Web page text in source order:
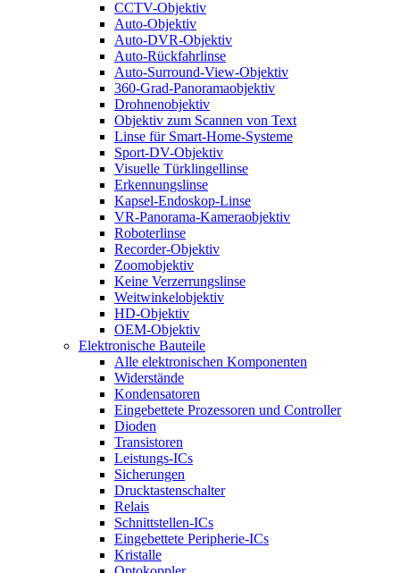
CCTV-Objektiv
Auto-Objektiv
Auto-DVR-Objektiv
Auto-Rückfahrlinse
Auto-Surround-View-Objektiv
360-Grad-Panoramaobjektiv
Drohnenobjektiv
Objektiv zum Scannen von Text
Linse für Smart-Home-Systeme
Sport-DV-Objektiv
Visuelle Türklingellinse
Erkennungslinse
Kapsel-Endoskop-Linse
VR-Panorama-Kameraobjektiv
Roboterlinse
Recorder-Objektiv
Zoomobjektiv
Keine Verzerrungslinse
Weitwinkelobjektiv
HD-Objektiv
OEM-Objektiv
Elektronische Bauteile
Alle elektronischen Komponenten
Widerstände
Kondensatoren
Eingebettete Prozessoren und Controller
Dioden
Transistoren
Leistungs-ICs
Sicherungen
Drucktastenschalter
Relais
Schnittstellen-ICs
Eingebettete Peripherie-ICs
Kristalle